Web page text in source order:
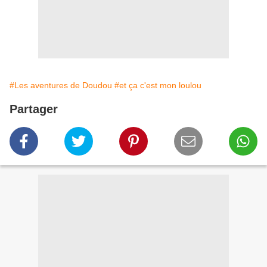
#Les aventures de Doudou #et ça c'est mon loulou
Partager